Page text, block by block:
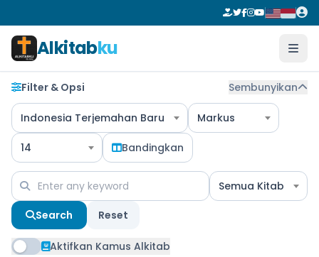
Alkitabku
Filter & Opsi Sembunyikan
Indonesia Terjemahan Baru Markus
14 Bandingkan
Semua Kitab
Search Reset
Aktifkan Kamus Alkitab